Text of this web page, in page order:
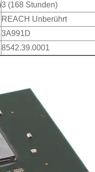
3 (168 Stunden)
REACH Unberührt
3A991D
8542.39.0001